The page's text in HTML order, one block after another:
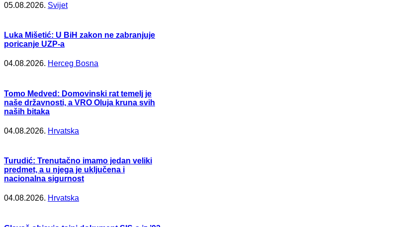
05.08.2026. Svijet
Luka Mišetić: U BiH zakon ne zabranjuje
poricanje UZP-a
04.08.2026. Herceg Bosna
Tomo Medved: Domovinski rat temelj je
naše državnosti, a VRO Oluja kruna svih
naših bitaka
04.08.2026. Hrvatska
Turudić: Trenutačno imamo jedan veliki
predmet, a u njega je uključena i
nacionalna sigurnost
04.08.2026. Hrvatska